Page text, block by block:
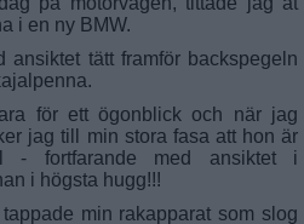
i en ny BMW.
ansiktet tätt framför backspegeln
för ett ögonblick och när jag
jag till min stora fasa att hon är
- fortfarande med ansiktet i
i högsta hugg!!!
min rakapparat som slog